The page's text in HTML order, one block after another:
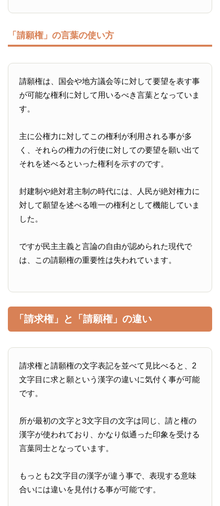
「請願権」の言葉の使い方
請願権は、国会や地方議会等に対して要望を表す事
が可能な権利に対して用いるべき言葉となっていま
す。
主に公権力に対してこの権利が利用される事が多
く、それらの権力の行使に対しての要望を願い出て
それを述べるといった権利を示すのです。
封建制や絶対君主制の時代には、人民が絶対権力に
対して願望を述べる唯一の権利として機能していま
した。
ですが民主主義と言論の自由が認められた現代で
は、この請願権の重要性は失われています。
「請求権」と「請願権」の違い
請求権と請願権の文字表記を並べて見比べると、2
文字目に求と願という漢字の違いに気付く事が可能
です。
所が最初の文字と3文字目の文字は同じ、請と権の
漢字が使われており、かなり似通った印象を受ける
言葉同士となっています。
もっとも2文字目の漢字が違う事で、表現する意味
合いには違いを見付ける事が可能です。